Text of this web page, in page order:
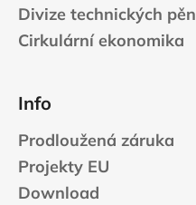
Divize technických pěn
Cirkulární ekonomika
Info
Prodloužená záruka
Projekty EU
Download